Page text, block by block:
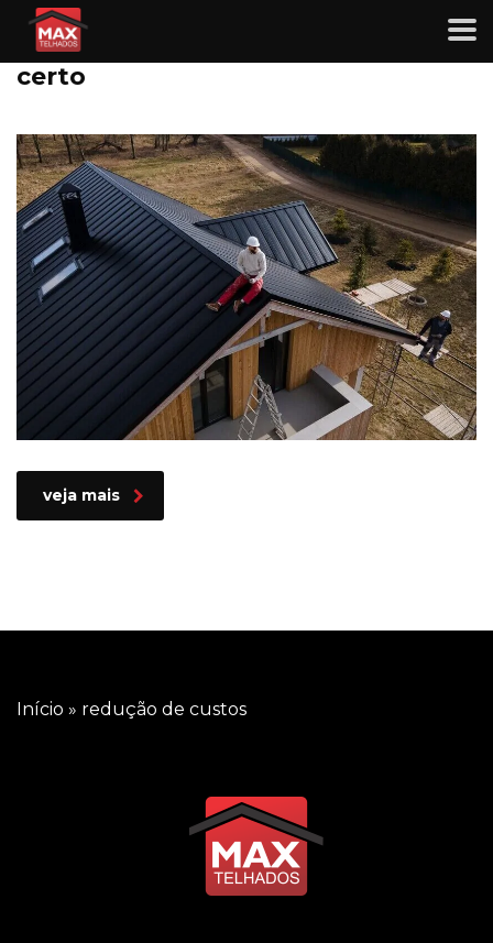
Eficiência energética do lar: a
importância da escolha do telhado
certo
veja mais
Início » redução de custos